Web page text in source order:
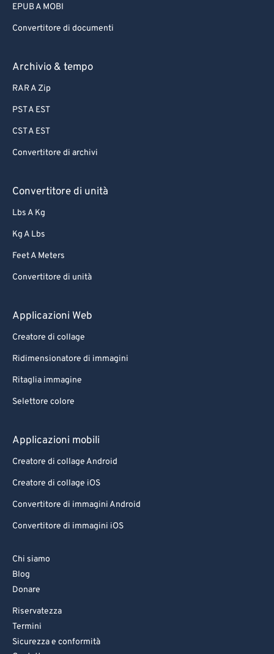
EPUB A MOBI
Convertitore di documenti
Archivio & tempo
RAR A Zip
PST A EST
CST A EST
Convertitore di archivi
Convertitore di unità
Lbs A Kg
Kg A Lbs
Feet A Meters
Convertitore di unità
Applicazioni Web
Creatore di collage
Ridimensionatore di immagini
Ritaglia immagine
Selettore colore
Applicazioni mobili
Creatore di collage Android
Creatore di collage iOS
Convertitore di immagini Android
Convertitore di immagini iOS
Chi siamo
Blog
Donare
Riservatezza
Termini
Sicurezza e conformità